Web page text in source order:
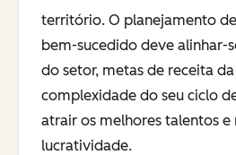
território. O planejamento
bem-sucedido deve alinhar-
do setor, metas de receita
complexidade do seu ciclo
atrair os melhores talentos e
lucratividade.